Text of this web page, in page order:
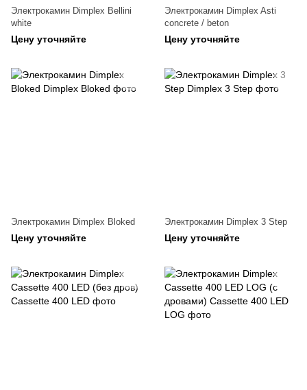
Электрокамин Dimplex Bellini
white
Цену уточняйте
Электрокамин Dimplex Asti
concrete / beton
Цену уточняйте
Электрокамин Dimplex Bloked
Цену уточняйте
Электрокамин Dimplex 3 Step
Цену уточняйте